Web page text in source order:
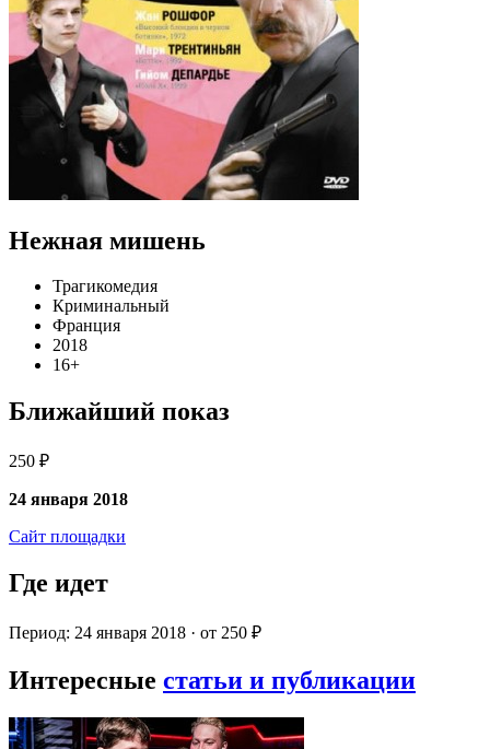
Нежная мишень
Трагикомедия
Криминальный
Франция
2018
16+
Ближайший показ
250 ₽
24 января 2018
Сайт площадки
Где идет
Период: 24 января 2018 · от 250 ₽
Интересные статьи и публикации